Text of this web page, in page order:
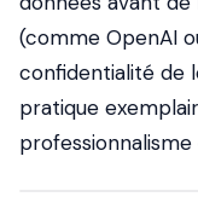
(comme OpenAI
confidentialité de
pratique
professionnalisme